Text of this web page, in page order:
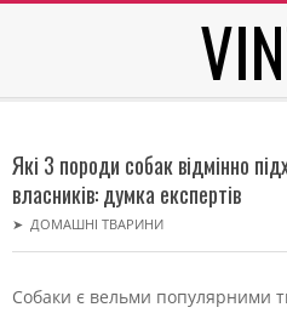
Menu
Які 3 породи собак відмінно
власників: думка експертів
➤ ДОМАШНІ ТВАРИНИ
Собаки є вельми популярними